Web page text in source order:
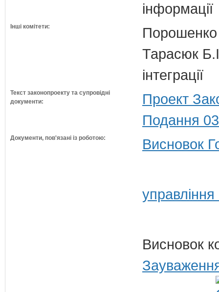
інформації
Інші комітети:
Порошенко
Тарасюк
інтеграції
Текст законопроекту та супровідні
документи:
Проект
Подання
Документи, пов'язані із роботою: Висновок
Висновок